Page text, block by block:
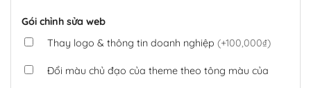
Gói chỉnh sửa web
Thay logo & thông tin doanh nghiệp (+100,000₫)
Đổi màu chủ đạo của theme theo tông màu của